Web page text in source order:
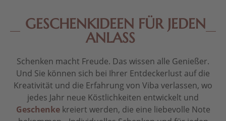
GESCHENKIDEEN FÜR JEDEN
ANLASS
Schenken macht Freude. Das wissen alle Genießer.
Und Sie können sich bei Ihrer Entdeckerlust auf die
Kreativität und die Erfahrung von Viba verlassen, wo
jedes Jahr neue Köstlichkeiten entwickelt und
Geschenkekreiert werden, die eine liebevolle Note